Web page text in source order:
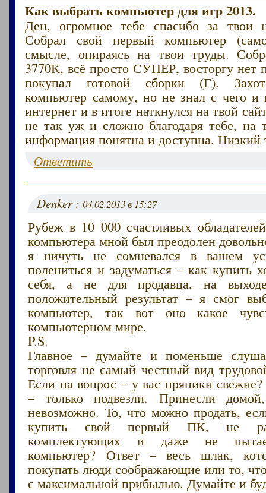
Как выбрать компьютер для игр 2013.
Ден, огромное тебе спасибо за твои
Собрал свой первый компьютер
смысле, опираясь на твои труды.
3770К, всё просто СУПЕР, восторгу нет
покупал готовой сборки (Г).
компьютер самому, но не знал с чего и
интернет и в итоге наткнулся на твой
не так уж и сложно благодаря тебе, на
информация понятна и доступна. Низкий
Ответить
Denker :04.02.2013 в 15:27
Рубеж в 10 000 счастливых
компьютера мной был преодолен
я ничуть не сомневался в вашем
полениться и задуматься – как
себя, а не для продавца, на
положительный результат – я смог
компьютер, так вот оно какое
компьютерном мире.
P.S.
Главное – думайте и поменьше
торговля не самый честный вид
Если на вопрос – у вас пряники
– только подвезли. Принесли
невозможно. То, что можно продать,
купить свой первый ПК, не
комплектующих и даже не
компьютер? Ответ – весь шлак,
покупать люди соображающие или то,
с максимальной прибылью. Думайте и